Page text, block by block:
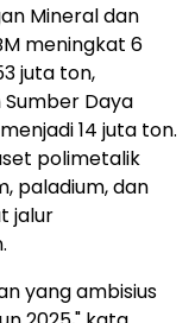
Mineral dan
meningkat 6
juta ton,
Daya
14 juta ton.
polimetalik
paladium, dan
jalur
yang ambisius